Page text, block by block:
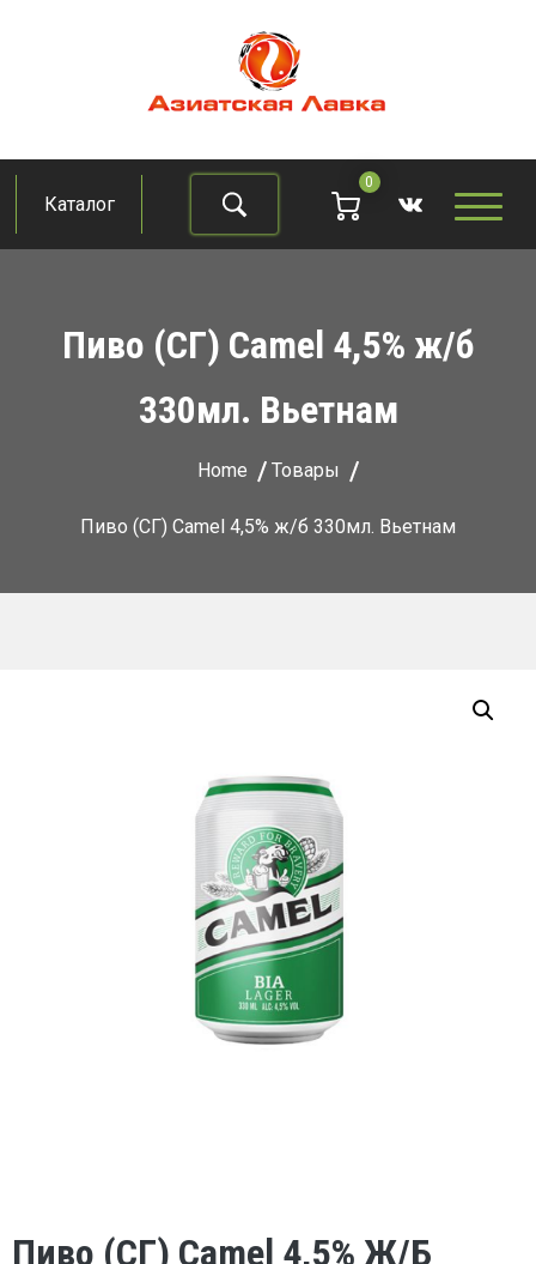
Азиатская лавка
Продукты из восточно-азиатских стран
Каталог
0
Пиво (СГ) Camel 4,5% ж/б
330мл. Вьетнам
Home Товары
Пиво (СГ) Camel 4,5% ж/б 330мл. Вьетнам
Пиво (СГ) Camel 4,5% Ж/б